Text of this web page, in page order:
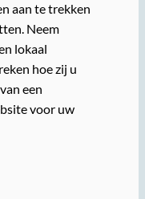
aan te trekken
Neem
lokaal
hoe zij u
een
voor uw